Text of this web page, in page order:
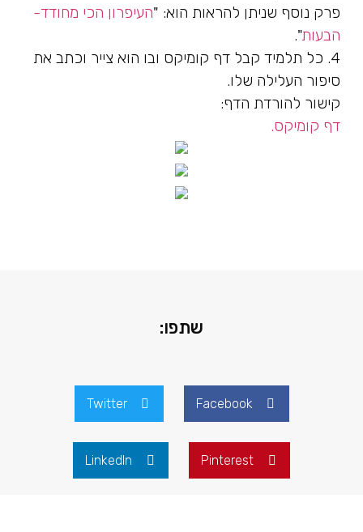
פרק נוסף שניתן להראות הוא: "העיפרון הכי מחודד-
הבעות".
4. כל תלמיד קבל דף קומיקס ובו הוא צייר וכתב את
סיפור העלילה שלו.
קישור להורדת הדף:
דף קומיקס.
שתפו:
Facebook
Twitter
Pinterest
LinkedIn